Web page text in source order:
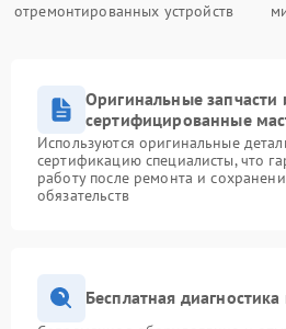
отремонтированных устройств
Оригинальные запчасти
сертифицированные
Используются оригинальные
сертификацию специалисты, что
работу после ремонта и
обязательств
Бесплатная